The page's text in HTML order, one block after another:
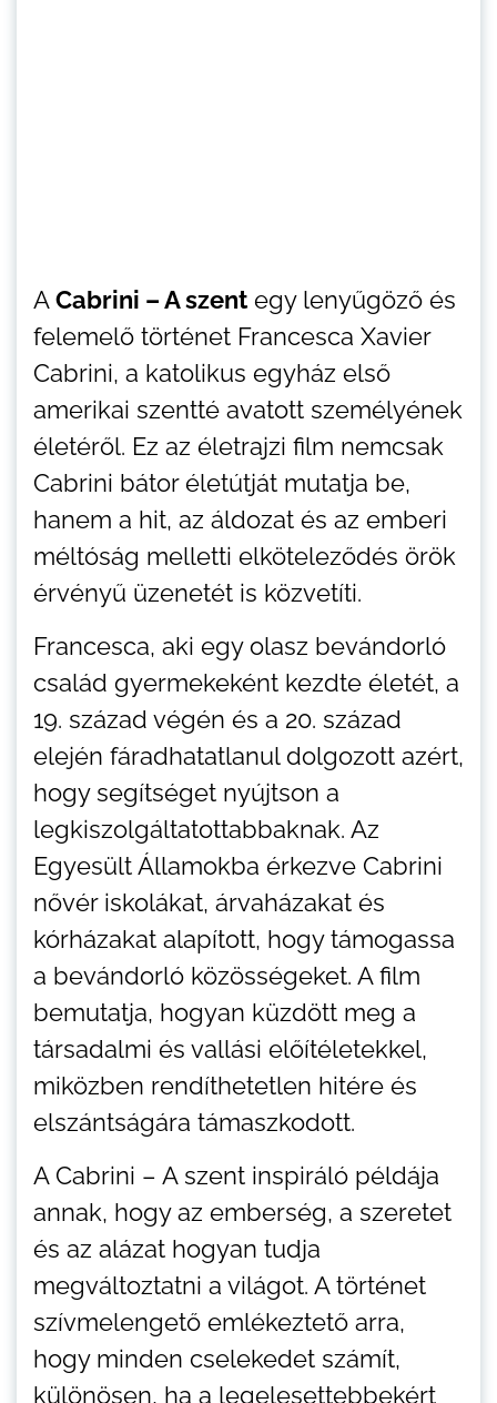
ACabrini – A szent egy lenyűgöző és
felemelő történet Francesca Xavier
Cabrini, a katolikus egyház első
amerikai szentté avatott személyének
életéről. Ez az életrajzi film nemcsak
Cabrini bátor életútját mutatja be,
hanem a hit, az áldozat és az emberi
méltóság melletti elköteleződés örök
érvényű üzenetét is közvetíti.
Francesca, aki egy olasz bevándorló
család gyermekeként kezdte életét, a
19. század végén és a 20. század
elején fáradhatatlanul dolgozott azért,
hogy segítséget nyújtson a
legkiszolgáltatottabbaknak. Az
Egyesült Államokba érkezve Cabrini
nővér iskolákat, árvaházakat és
kórházakat alapított, hogy támogassa
a bevándorló közösségeket. A film
bemutatja, hogyan küzdött meg a
társadalmi és vallási előítéletekkel,
miközben rendíthetetlen hitére és
elszántságára támaszkodott.
A Cabrini – A szent inspiráló példája
annak, hogy az emberség, a szeretet
és az alázat hogyan tudja
megváltoztatni a világot. A történet
szívmelengető emlékeztető arra,
hogy minden cselekedet számít,
különösen, ha a legelesettebbekért